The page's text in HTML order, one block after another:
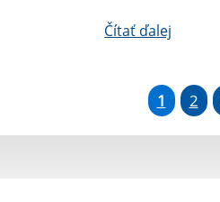
Čítať ďalej
1 2